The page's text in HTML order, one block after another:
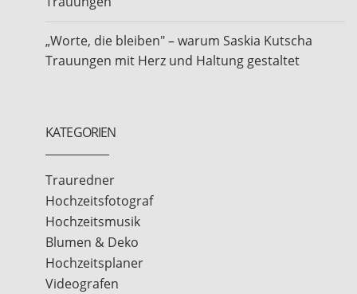
„Worte, die bleiben" – warum Saskia Kutscha
Trauungen mit Herz und Haltung gestaltet
KATEGORIEN
Trauredner
Hochzeitsfotograf
Hochzeitsmusik
Blumen & Deko
Hochzeitsplaner
Videografen